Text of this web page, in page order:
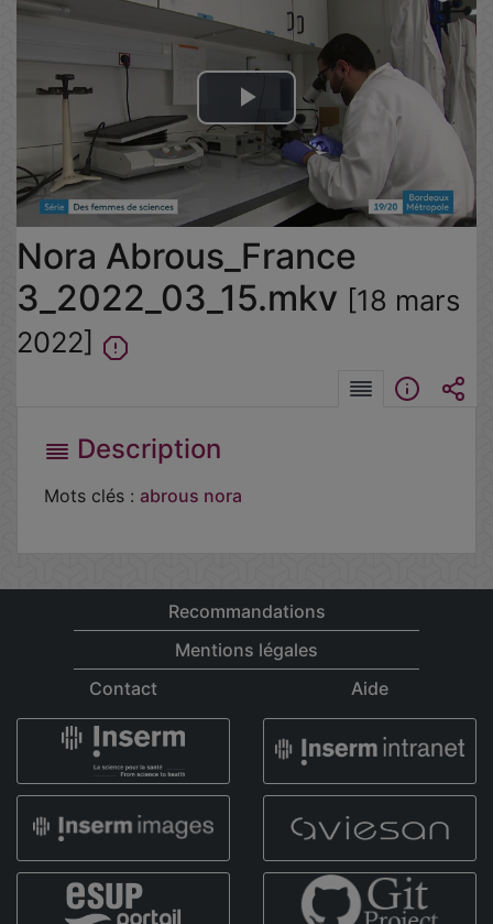
Lire
la
vidéo
Nora Abrous_France
3_2022_03_15.mkv [18 mars
2022]
Description
Mots clés : abrous nora
Recommandations
Mentions légales
Contact
Aide